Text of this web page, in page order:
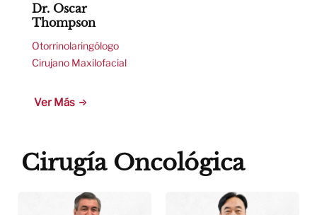
Dr. Oscar
Thompson
Otorrinolaringólogo
Cirujano Maxilofacial
Ver Más
Cirugía Oncológica